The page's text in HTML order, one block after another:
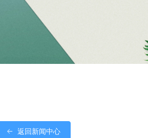
返回新闻中心